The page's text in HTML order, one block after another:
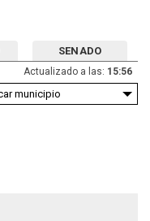
SENADO
Actualizado a las: 15:56